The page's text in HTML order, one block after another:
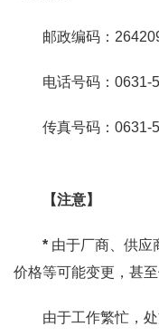
邮政编码：
电话号码：
传真号码：0631-
【注意】
* 由于厂商、供应
价格等可能变更，甚至
由于工作繁忙，